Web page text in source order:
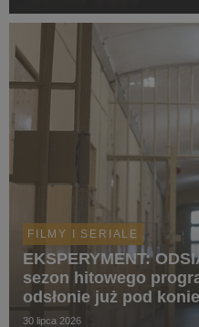
Widzowie zobaczą m.in. serial
FILMY I SERIALE
EKSPERYMENT:
sezon hitowego
odsłonie już pod
30 lipca 2026